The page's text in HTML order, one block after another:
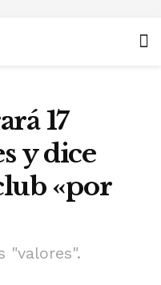
17
y dice
«por
"valores".